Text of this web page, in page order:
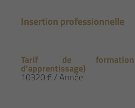
Insertion professionnelle
Tarif de
d’apprentissage)
10320 € / Année